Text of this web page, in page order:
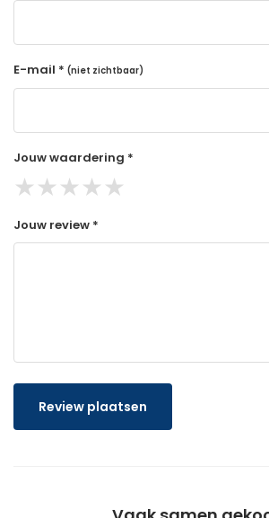
E-mail * (niet zichtbaar)
Jouw waardering *
★★★★★
Jouw review *
Review plaatsen